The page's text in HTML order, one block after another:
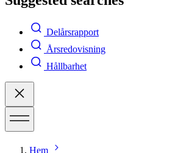
Delårsrapport
Årsredovisning
Hållbarhet
Hem